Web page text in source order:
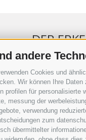
andere
Cookies und
Wir können Ihre
profilen für
messung der
verwendung
zum
übermittelter
DER
WERBEN IM
ONLINE-
SEPA-
REGELN
ONLINE